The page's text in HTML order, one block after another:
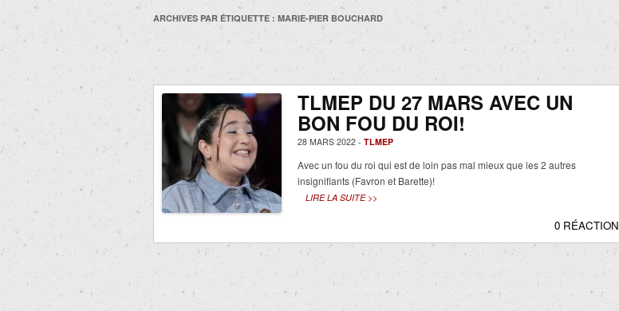
ARCHIVES PAR ÉTIQUETTE : MARIE-PIER BOUCHARD
TLMEP DU 27 MARS AVEC UN
BON FOU DU ROI!
28 MARS 2022 - TLMEP
Avec un fou du roi qui est de loin pas mal mieux que les 2 autres
insignifiants (Favron et Barette)!
LIRE LA SUITE >>
0 RÉACTION